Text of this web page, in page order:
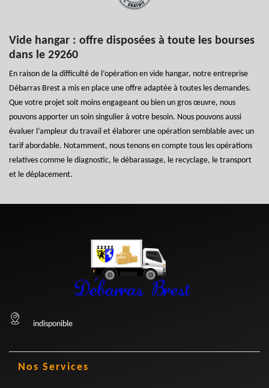
Vide hangar : offre disposées à toute les bourses
dans le 29260
En raison de la difficulté de l’opération en vide hangar, notre entreprise
Débarras Brest a mis en place une offre adaptée à toutes les demandes.
Que votre projet soit moins engageant ou bien un gros œuvre, nous
pouvons apporter un soin singulier à votre besoin. Nous pouvons aussi
évaluer l’ampleur du travail et élaborer une opération semblable avec un
tarif abordable. Notamment, nous tenons en compte tous les opérations
relatives comme le diagnostic, le débarassage, le recyclage, le transport
et le déplacement.
indisponible
Nos Services